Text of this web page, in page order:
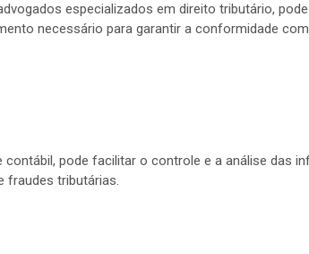
especializados em direito tributário,
necessário para garantir a conformidade
pode facilitar o controle e a análise das
fraudes tributárias.